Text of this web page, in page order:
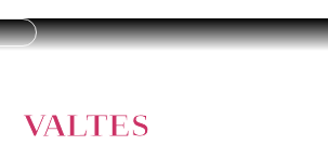
VALTES